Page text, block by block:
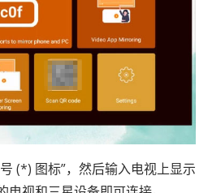
(*) 图标”，然后输入电视上显示